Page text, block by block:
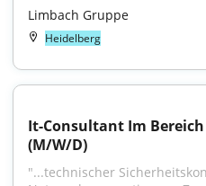
Limbach Gruppe
Heidelberg
It-Consultant Im
(M/W/D)
"...technischer